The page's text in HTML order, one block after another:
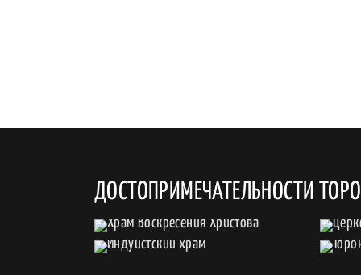
ДОСТОПРИМЕЧАТЕЛЬНОСТИ